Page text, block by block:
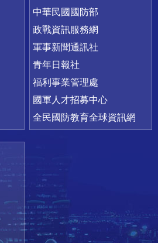
中華民國國防部
政戰資訊服務網
軍事新聞通訊社
青年日報社
福利事業管理處
國軍人才招募中心
全民國防教育全球資訊網